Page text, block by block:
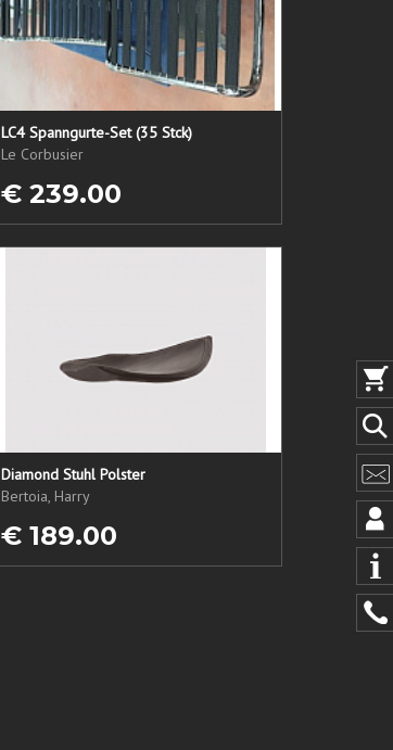
LC4 Spanngurte-Set (35 Stck)
Le Corbusier
€ 239.00
Diamond Stuhl Polster
Bertoia, Harry
€ 189.00